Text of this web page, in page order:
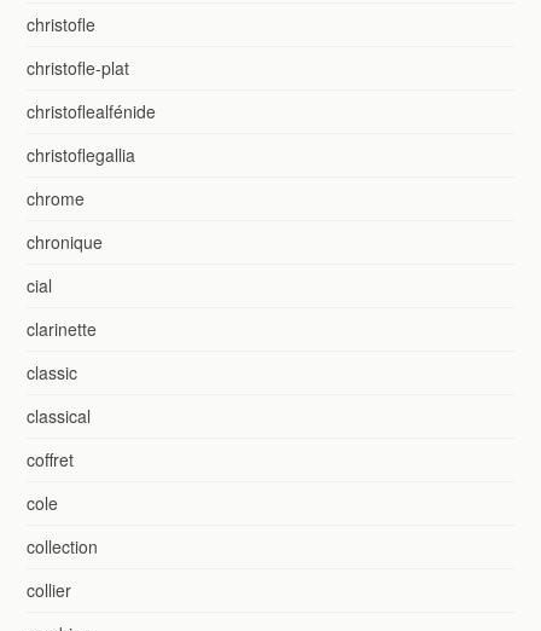
christofle
christofle-plat
christoflealfénide
christoflegallia
chrome
chronique
cial
clarinette
classic
classical
coffret
cole
collection
collier